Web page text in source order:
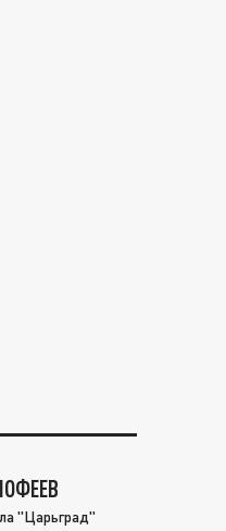
"Царьград"